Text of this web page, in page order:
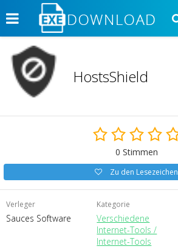
HostsShield
0 Stimmen
Zu den Lesezeichen
Verleger
Sauces Software
Kategorie
Verschiedene
Internet-Tools /
Internet-Tools